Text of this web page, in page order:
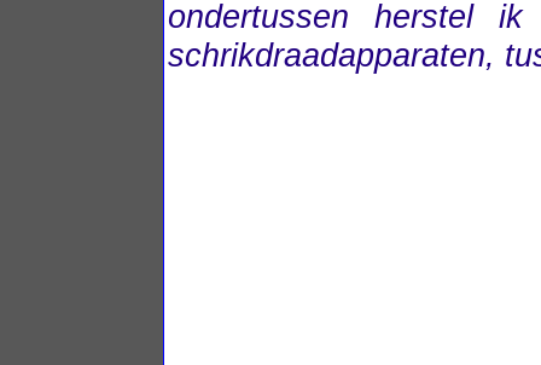
ondertussen herstel
schrikdraadapparaten,